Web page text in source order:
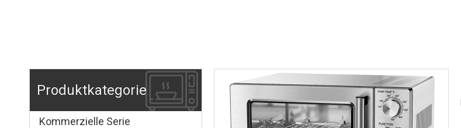
Produktkategorie
Kommerzielle Serie